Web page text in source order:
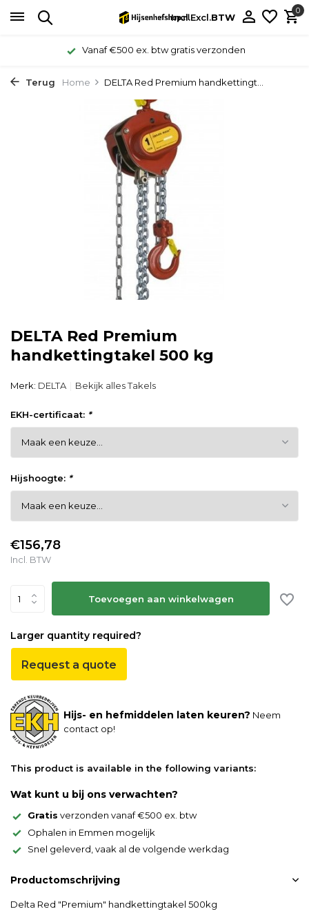
Incl.Excl.BTW
0
Vanaf €500 ex. btw gratis verzonden
Terug Home DELTA Red Premium handkettingt...
DELTA Red Premium
handkettingtakel 500 kg
Merk: DELTA Bekijk alles Takels
EKH-certificaat: *
Hijshoogte: *
€156,78
Incl. BTW
Toevoegen aan winkelwagen
Larger quantity required?
Request a quote
Hijs- en hefmiddelen laten keuren? Neem
contact op!
This product is available in the following variants:
Wat kunt u bij ons verwachten?
Gratis verzonden vanaf €500 ex. btw
Ophalen in Emmen mogelijk
Snel geleverd, vaak al de volgende werkdag
Productomschrijving
Delta Red "Premium" handkettingtakel 500kg